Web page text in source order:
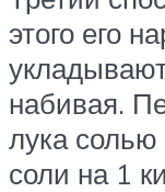
этого его
набивая.
лука солью
соли на 1